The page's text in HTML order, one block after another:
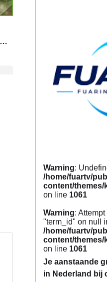
Warning:
/home/fuartv/
content/
on line 1061
Warning:
"term_id" on null
/home/fuartv/
content/
on line 1061
Je aanstaande
in Nederland bij